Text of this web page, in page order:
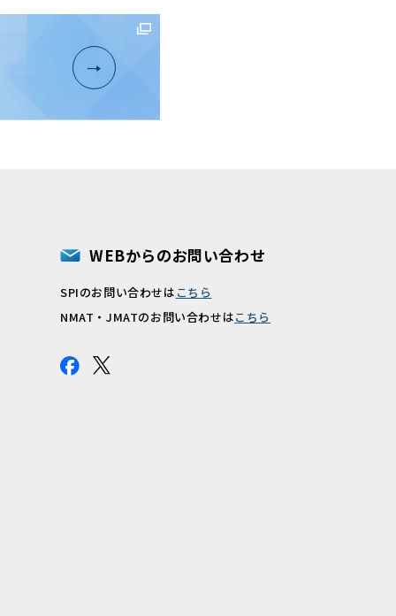
WEBからのお問い合わせ
SPIのお問い合わせは こちら
NMAT・JMATのお問い合わせはこちら